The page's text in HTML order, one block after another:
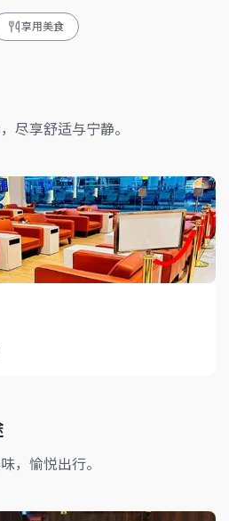
享用美食
尽享舒适与宁静。
，愉悦出行。